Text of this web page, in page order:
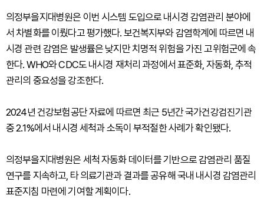
의정부을지대병원은 이번 시스템 도입으로 내시경 감염관리 분야에
서 차별화를 이뤘다고 평가했다. 보건복지부와 감염학계에 따르면 내
시경 관련 감염은 발생률은 낮지만 치명적 위험을 가진 고위험군에 속
한다. WHO와 CDC도 내시경 재처리 과정에서 표준화, 자동화, 추적
관리의 중요성을 강조한다.
2024년 건강보험공단 자료에 따르면 최근 5년간 국가건강검진기관
중 2.1%에서 내시경 세척과 소독이 부적절한 사례가 확인됐다.
의정부을지대병원은 세척 자동화 데이터를 기반으로 감염관리 품질
연구를 지속하고, 타 의료기관과 결과를 공유해 국내 내시경 감염관리
표준지침 마련에 기여할 계획이다.